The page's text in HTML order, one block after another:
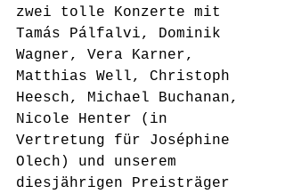
zwei tolle Konzerte mit
Tamás Pálfalvi, Dominik
Wagner, Vera Karner,
Matthias Well, Christoph
Heesch, Michael Buchanan,
Nicole Henter (in
Vertretung für Joséphine
Olech) und unserem
diesjährigen Preisträger